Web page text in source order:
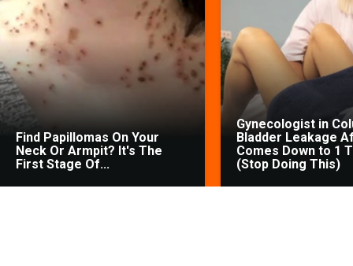
Find Papillomas On Your
Neck Or Armpit? It's The
First Stage Of...
Gynecologist in
Bladder Leakage
Comes Down to 1
(Stop Doing This)